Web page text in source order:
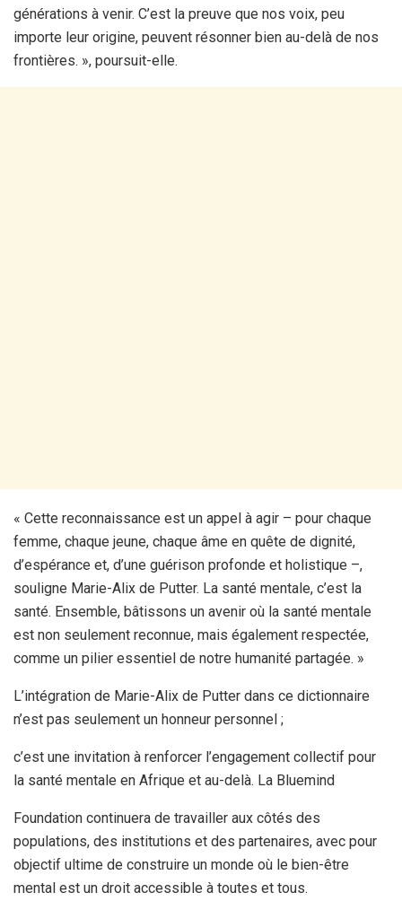
générations à venir. C’est la preuve que nos voix, peu
importe leur origine, peuvent résonner bien au-delà de nos
frontières. », poursuit-elle.
« Cette reconnaissance est un appel à agir – pour chaque
femme, chaque jeune, chaque âme en quête de dignité,
d’espérance et, d’une guérison profonde et holistique –,
souligne Marie-Alix de Putter. La santé mentale, c’est la
santé. Ensemble, bâtissons un avenir où la santé mentale
est non seulement reconnue, mais également respectée,
comme un pilier essentiel de notre humanité partagée. »
L’intégration de Marie-Alix de Putter dans ce dictionnaire
n’est pas seulement un honneur personnel ;
c’est une invitation à renforcer l’engagement collectif pour
la santé mentale en Afrique et au-delà. La Bluemind
Foundation continuera de travailler aux côtés des
populations, des institutions et des partenaires, avec pour
objectif ultime de construire un monde où le bien-être
mental est un droit accessible à toutes et tous.